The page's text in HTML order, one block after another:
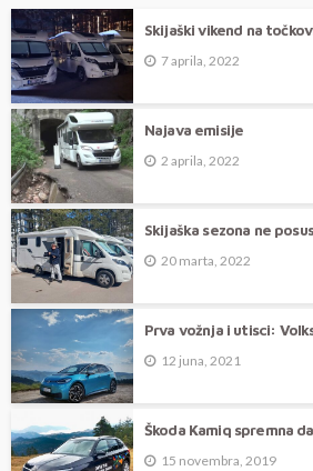
Skijaški vikend na
7 aprila, 2022
Najava emisije
2 aprila, 2022
Skijaška sezona ne
20 marta, 2022
Prva vožnja i utisci:
12 juna, 2021
Škoda Kamiq spremna
15 novembra, 2019